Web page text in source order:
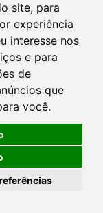
site, para
experiência
interesse nos
e para
de
que
você.